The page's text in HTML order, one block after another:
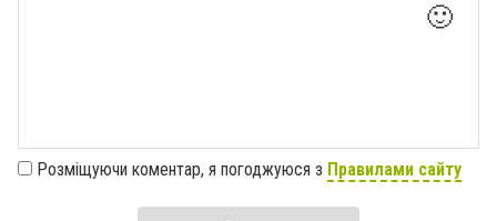
🙂
Розміщуючи коментар, я погоджуюся з Правилами сайту